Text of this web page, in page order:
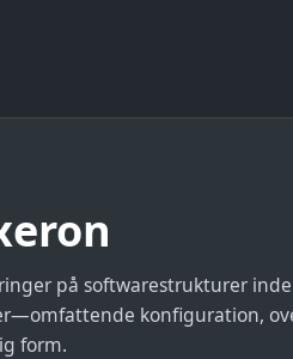
på softwarestrukturer
konfiguration,
form.